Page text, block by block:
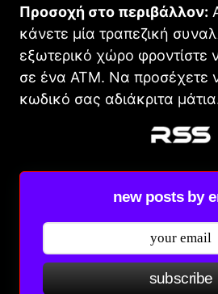
Προσοχή στο περιβάλλον:
κάνετε μία τραπεζική
εξωτερικό χώρο φροντίστε
σε ένα ΑΤΜ. Να προσέχετε
κωδικό σας αδιάκριτα
new posts by
subscribe